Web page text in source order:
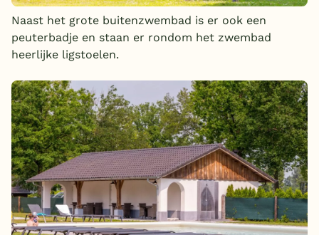
Naast het grote buitenzwembad is er ook een
peuterbadje en staan er rondom het zwembad
heerlijke ligstoelen.